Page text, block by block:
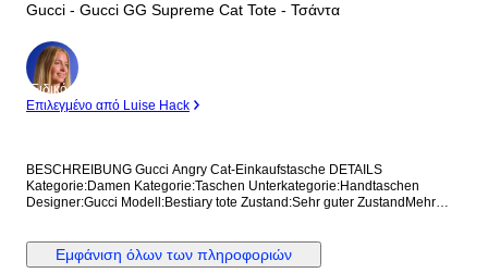
Gucci - Gucci GG Supreme Cat Tote - Τσάντα
Ειδικός
Επιλεγμένο από Luise Hack
BESCHREIBUNG Gucci Angry Cat-Einkaufstasche DETAILS
Kategorie:Damen Kategorie:Taschen Unterkategorie:Handtaschen
Designer:Gucci Modell:Bestiary tote Zustand:Sehr guter ZustandMehr
Tiefe:8 cm
Εμφάνιση όλων των πληροφοριών